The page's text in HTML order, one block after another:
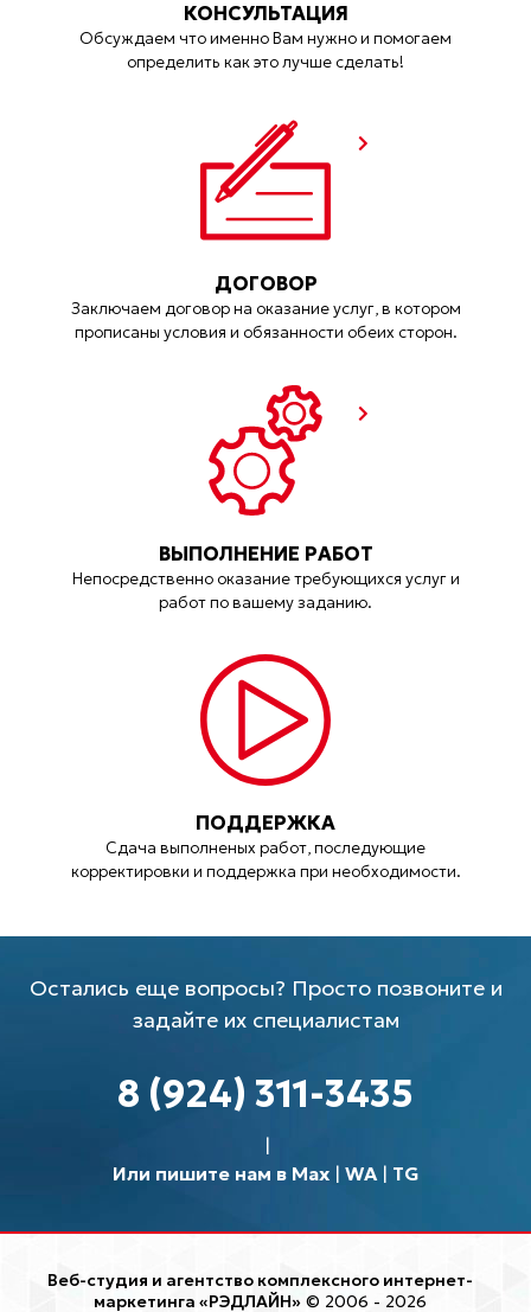
КОНСУЛЬТАЦИЯ
Обсуждаем что именно Вам нужно и помогаем
определить как это лучше сделать!
ДОГОВОР
Заключаем договор на оказание услуг, в котором
прописаны условия и обязанности обеих сторон.
ВЫПОЛНЕНИЕ РАБОТ
Непосредственно оказание требующихся услуг и
работ по вашему заданию.
ПОДДЕРЖКА
Сдача выполненых работ, последующие
корректировки и поддержка при необходимости.
Остались еще вопросы? Просто позвоните и
задайте их специалистам
8 (924) 311-3435
Или пишите нам в Max| WA| TG
Веб-студия и агентство комплексного интернет-
маркетинга «РЭДЛАЙН» © 2006 - 2026